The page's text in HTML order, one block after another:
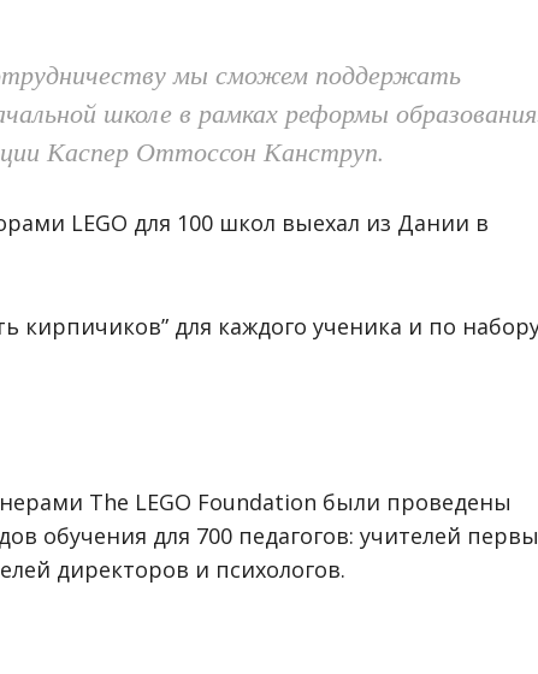
мы сможем поддержать
школе в рамках реформы образования
Каспер Оттоссон Канструп.
LEGO для 100 школ выехал из Дании в
кирпичиков” для каждого ученика и по
The LEGO Foundation были проведены
обучения для 700 педагогов: учителей
директоров и психологов.